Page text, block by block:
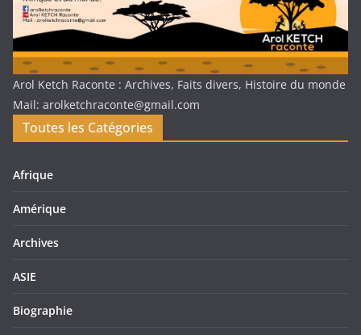
Arol Ketch Raconte : Archives, Faits divers, Histoire du monde
Mail: arolketchraconte@gmail.com
Toutes les Catégories
Afrique
Amérique
Archives
ASIE
Biographie